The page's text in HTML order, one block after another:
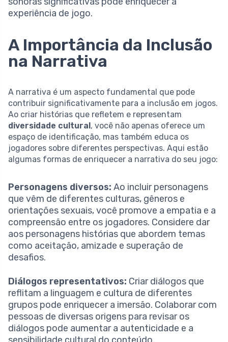
experiência de jogo.
A Importância da Inclusão
na Narrativa
A narrativa é um aspecto fundamental que pode
contribuir significativamente para a inclusão em jogos.
Ao criar histórias que refletem e representam
diversidade cultural , você não apenas oferece um
espaço de identificação, mas também educa os
jogadores sobre diferentes perspectivas. Aqui estão
algumas formas de enriquecer a narrativa do seu jogo:
Personagens diversos: Ao incluir personagens
que vêm de diferentes culturas, gêneros e
orientações sexuais, você promove a empatia e a
compreensão entre os jogadores. Considere dar
aos personagens histórias que abordem temas
como aceitação, amizade e superação de
desafios.
Diálogos representativos: Criar diálogos que
reflitam a linguagem e cultura de diferentes
grupos pode enriquecer a imersão. Colaborar com
pessoas de diversas origens para revisar os
diálogos pode aumentar a autenticidade e a